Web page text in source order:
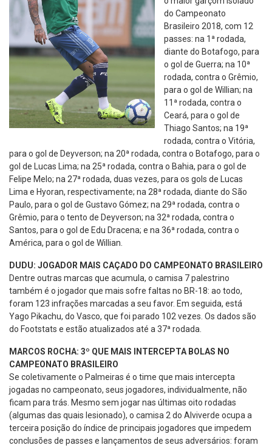
do Campeonato
Brasileiro 2018, com 12
passes: na 1ª rodada,
diante do Botafogo, para
o gol de Guerra; na 10ª
rodada, contra o Grêmio,
para o gol de Willian; na
11ª rodada, contra o
Ceará, para o gol de
Thiago Santos; na 19ª
rodada, contra o Vitória,
para o gol de Deyverson; na 20ª rodada, contra o Botafogo, para o
gol de Lucas Lima; na 25ª rodada, contra o Bahia, para o gol de
Felipe Melo; na 27ª rodada, duas vezes, para os gols de Lucas
Lima e Hyoran, respectivamente; na 28ª rodada, diante do São
Paulo, para o gol de Gustavo Gómez; na 29ª rodada, contra o
Grêmio, para o tento de Deyverson; na 32ª rodada, contra o
Santos, para o gol de Edu Dracena; e na 36ª rodada, contra o
América, para o gol de Willian.
DUDU: JOGADOR MAIS CAÇADO DO CAMPEONATO BRASILEIRO
Dentre outras marcas que acumula, o camisa 7 palestrino
também é o jogador que mais sofre faltas no BR-18: ao todo,
foram 123 infrações marcadas a seu favor. Em seguida, está
Yago Pikachu, do Vasco, que foi parado 102 vezes. Os dados são
do Footstats e estão atualizados até a 37ª rodada.
MARCOS ROCHA: 3º QUE MAIS INTERCEPTA BOLAS NO
CAMPEONATO BRASILEIRO
Se coletivamente o Palmeiras é o time que mais intercepta
jogadas no campeonato, seus jogadores, individualmente, não
ficam para trás. Mesmo sem jogar nas últimas oito rodadas
(algumas das quais lesionado), o camisa 2 do Alviverde ocupa a
terceira posição do índice de principais jogadores que impedem
conclusões de passes e lançamentos de seus adversários: foram